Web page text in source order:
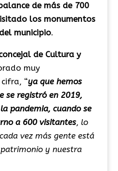
de más de 700
los monumentos
municipio.
de Cultura y
muy
“ya que hemos
se registró en 2019,
pandemia, cuando se
a 600 visitantes, lo
vez más gente está
y nuestra